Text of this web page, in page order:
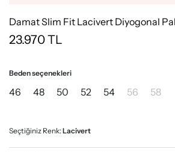
Damat Slim Fit Lacivert Diyogonal
23.970TL
Beden seçenekleri
46 48 50 52 54 56 58
Seçtiğiniz Renk:Lacivert